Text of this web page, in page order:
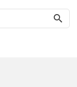
search